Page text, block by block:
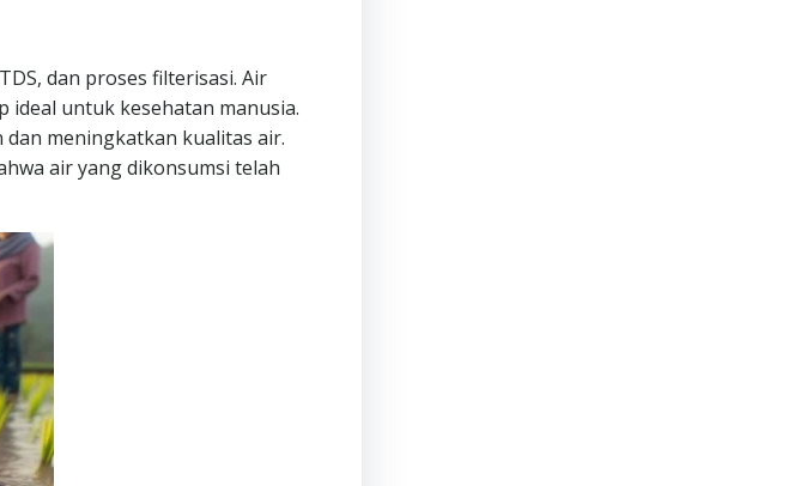
dan proses filterisasi. Air
ideal untuk kesehatan manusia.
meningkatkan kualitas air.
air yang dikonsumsi telah